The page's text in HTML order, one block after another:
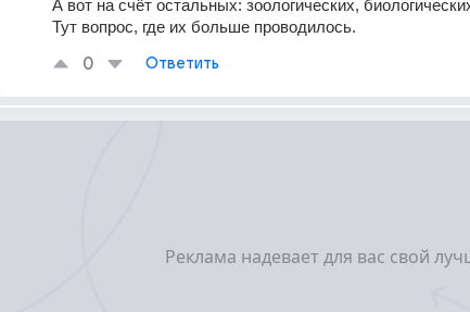
А вот на счёт остальных: зоологических,
Тут вопрос, где их больше проводилось.
0 Ответить